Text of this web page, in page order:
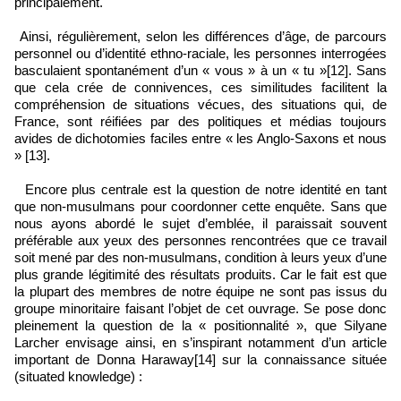
Ainsi, régulièrement, selon les différences d’âge, de parcours
personnel ou d’identité ethno‑raciale, les personnes interrogées
basculaient spontanément d’un « vous » à un « tu »[12]. Sans
que cela crée de connivences, ces similitudes facilitent la
compréhension de situations vécues, des situations qui, de
France, sont réifiées par des politiques et médias toujours
avides de dichotomies faciles entre « les Anglo‑Saxons et nous
» [13].
Encore plus centrale est la question de notre identité en tant
que non‑musulmans pour coordonner cette enquête. Sans que
nous ayons abordé le sujet d’emblée, il paraissait souvent
préférable aux yeux des personnes rencontrées que ce travail
soit mené par des non‑musulmans, condition à leurs yeux d’une
plus grande légitimité des résultats produits. Car le fait est que
la plupart des membres de notre équipe ne sont pas issus du
groupe minoritaire faisant l’objet de cet ouvrage. Se pose donc
pleinement la question de la « positionnalité », que Silyane
Larcher envisage ainsi, en s’inspirant notamment d’un article
important de Donna Haraway[14] sur la connaissance située
(situated knowledge) :